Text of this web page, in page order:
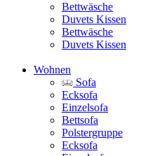
Bettwäsche
Duvets Kissen
Bettwäsche
Duvets Kissen
Wohnen
Sofa
Ecksofa
Einzelsofa
Bettsofa
Polstergruppe
Ecksofa